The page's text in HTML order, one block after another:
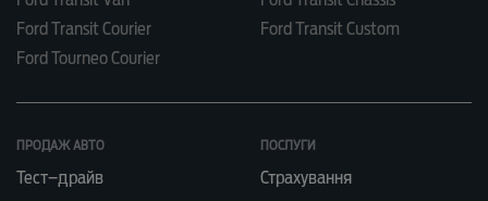
Ford Transit Courier
Ford Transit Custom
Ford Tourneo Courier
ПРОДАЖ АВТО
Тест–драйв
ПОСЛУГИ
Страхування